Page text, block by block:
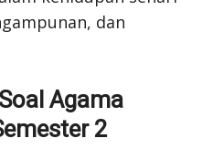
dan
Agama
2